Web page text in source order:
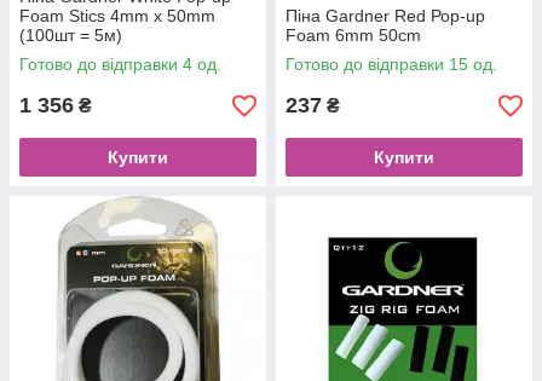
Foam Stics 4mm x 50mm
(100шт = 5м)
Готово до відправки 4 од.
1 356 ₴
Купити
Піна Gardner Red Рор-up
Foam 6mm 50cm
Готово до відправки 15 од.
237 ₴
Купити